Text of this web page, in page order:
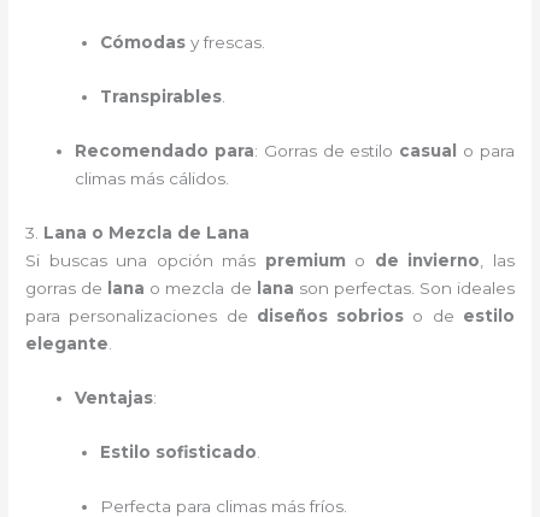
Cómodasy frescas.
Transpirables.
Recomendado para: Gorras de estilo casual
o para
climas más cálidos.
3. Lana o Mezcla de Lana
Si buscas una opción más premium o de invierno , las
gorras de
lana o mezcla de lana son perfectas. Son ideales
para personalizaciones de diseños sobrios o de estilo
elegante
Ventajas:
Estilo sofisticado
Perfecta para climas más fríos.